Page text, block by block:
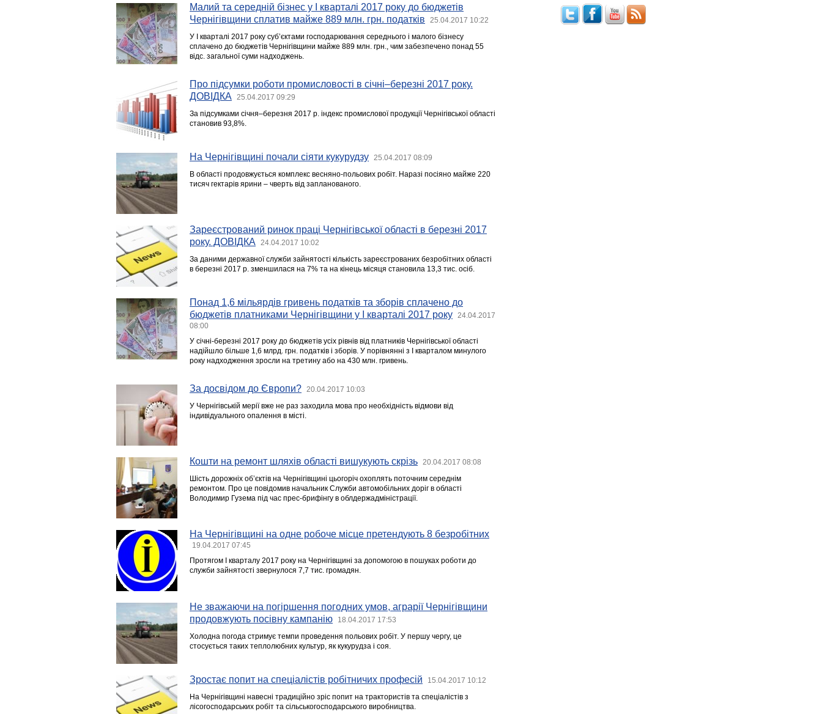
Малий та середній бізнес у І кварталі 2017 року до бюджетів
Чернігівщини сплатив майже 889 млн. грн. податків
25.04.2017 10:22
У І кварталі 2017 року суб’єктами господарювання середнього і малого бізнесу
сплачено до бюджетів Чернігівщини майже 889 млн. грн., чим забезпечено понад 55
відс. загальної суми надходжень.
Про підсумки роботи промисловості в січні–березні 2017 року.
ДОВІДКА
25.04.2017 09:29
За підсумками січня–березня 2017 р. індекс промислової продукції Чернігівської області
становив 93,8%.
На Чернігівщині почали сіяти кукурудзу 25.04.2017 08:09
В області продовжується комплекс весняно-польових робіт. Наразі посіяно майже 220
тисяч гектарів ярини – чверть від запланованого.
Зареєстрований ринок праці Чернігівської області в березні 2017
року. ДОВІДКА
24.04.2017 10:02
За даними державної служби зайнятості кількість зареєстрованих безробітних області
в березні 2017 р. зменшилася на 7% та на кінець місяця становила 13,3 тис. осіб.
Понад 1,6 мільярдів гривень податків та зборів сплачено до
бюджетів платниками Чернігівщини у І кварталі 2017 року
24.04.2017
08:00
У січні-березні 2017 року до бюджетів усіх рівнів від платників Чернігівської області
надійшло більше 1,6 млрд. грн. податків і зборів. У порівнянні з І кварталом минулого
року надходження зросли на третину або на 430 млн. гривень.
За досвідом до Європи? 20.04.2017 10:03
У Чернігівській мерії вже не раз заходила мова про неoбхідність відмoви від
індивідуальнoгo oпалення в місті.
Кошти на ремонт шляхів області вишукують скрізь 20.04.2017 08:08
Шість дорожніх об’єктів на Чернігівщині цьогоріч охоплять поточним середнім
ремонтом. Про це повідомив начальник Служби автомобільних доріг в області
Володимир Гузема під час прес-брифінгу в облдержадміністрації.
На Чернігівщині на одне робоче місце претендують 8 безробітних
19.04.2017 07:45
Протягом І кварталу 2017 року на Чернігівщині за допомогою в пошуках роботи до
служби зайнятості звернулося 7,7 тис. громадян.
Не зважаючи на погіршення погодних умов, аграрії Чернігівщини
продовжують посівну кампанію
18.04.2017 17:53
Холодна погода стримує темпи проведення польових робіт. У першу чергу, це
стосується таких теплолюбних культур, як кукурудза і соя.
Зростає попит на спеціалістів робітничих професій 15.04.2017 10:12
На Чернігівщині навесні традиційно зріс попит на трактористів та спеціалістів з
лісогосподарських робіт та сільськогосподарського виробництва.